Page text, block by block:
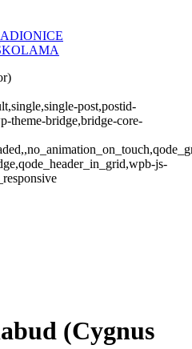
post,postid-
theme-bridge,bridge-core-
js-
(Cygnus